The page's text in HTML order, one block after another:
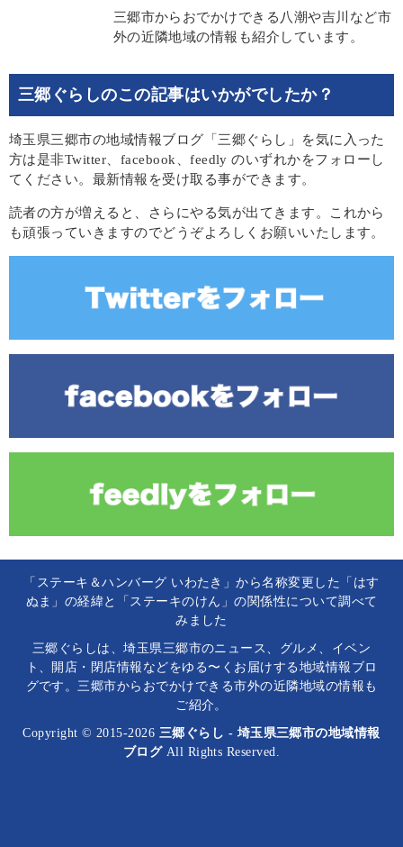
三郷市からおでかけできる八潮や吉川など市
外の近隣地域の情報も紹介しています。
三郷ぐらしのこの記事はいかがでしたか？
埼玉県三郷市の地域情報ブログ「三郷ぐらし」を気に入った
方は是非Twitter、facebook、feedly のいずれかをフォローし
てください。最新情報を受け取る事ができます。
読者の方が増えると、さらにやる気が出てきます。これから
も頑張っていきますのでどうぞよろしくお願いいたします。
「ステーキ＆ハンバーグ いわたき」から名称変更した「はす
ぬま」の経緯と「ステーキのけん」の関係性について調べて
みました
三郷ぐらしは、埼玉県三郷市のニュース、グルメ、イベン
ト、開店・閉店情報などをゆる〜くお届けする地域情報ブロ
グです。三郷市からおでかけできる市外の近隣地域の情報も
ご紹介。
Copyright © 2015-2026 三郷ぐらし - 埼玉県三郷市の地域情報
ブログAll Rights Reserved.